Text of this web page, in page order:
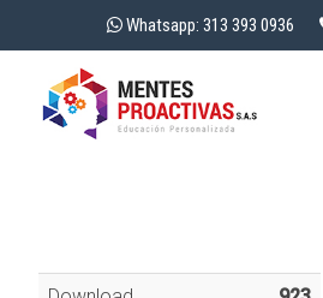
Whatsapp: 313 393 0936